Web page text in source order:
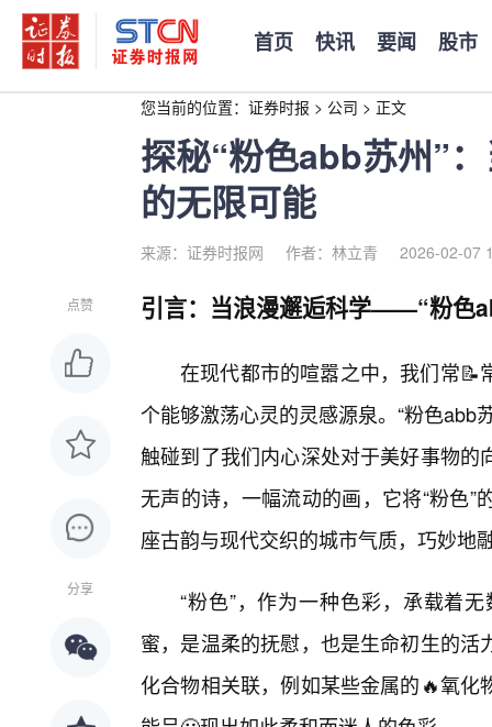
首页 快讯 要闻 股市
您当前的位置： 证券时报 > 公司 > 正文
探秘“粉色abb苏州”
的无限可能
来源：证券时报网 作者：林立青 2026-02-07
点赞
分享
引言：当浪漫邂逅科学——“粉色
在现代都市的喧嚣之中，我们常📝
个能够激荡心灵的灵感源泉。“粉色
触碰到了我们内心深处对于美好事物
无声的诗，一幅流动的画，它将“粉色”
座古韵与现代交织的城市气质，巧妙地
“粉色”，作为一种色彩，承载着
蜜，是温柔的抚慰，也是生命初生的
化合物相关联，例如某些金属的🔥氧